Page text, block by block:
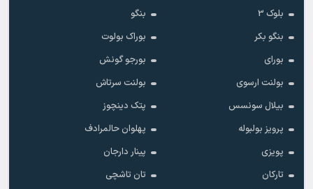
بلوک 3
بنگو
بنگو بکر
بوراک بولوت
بورای
بورجو گونش
بولنت ارسوی
بولنت سرتاش
بیلال سونسس
پتک دینچوز
پرویز بولبوله
پهلوان حالمرادف
پویزی
پینار دارجان
تارکان
تان تاشچی